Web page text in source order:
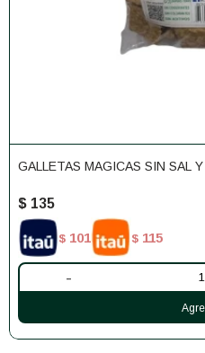
GALLETAS MAGICAS SIN SAL
$ 135
$ 101 $ 115
-